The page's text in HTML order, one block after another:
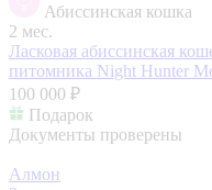
Абиссинская кошка
2 мес.
Ласковая абиссинская
питомника Night Hunter
100 000 ₽
Подарок
Документы проверены
Алмон